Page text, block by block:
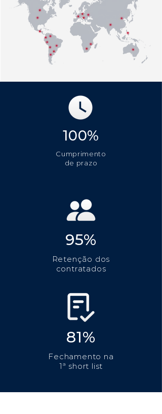
100%
Cumprimento
de prazo
95%
Retenção dos
contratados
81%
Fechamento na
1ª short list